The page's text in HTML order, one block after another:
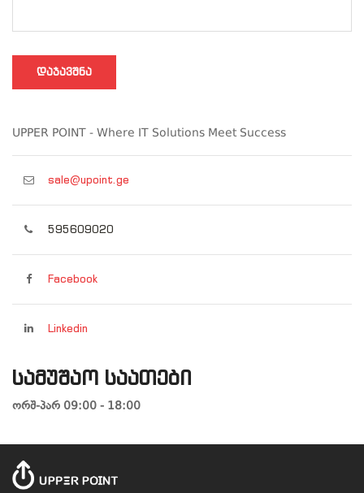
ᲓᲐᲯᲐᲕᲨᲜᲐ
UPPER POINT - Where IT Solutions Meet Success
sale@upoint.ge
595609020
Facebook
Linkedin
სამუშაო საათები
ორშ-პარ 09:00 - 18:00